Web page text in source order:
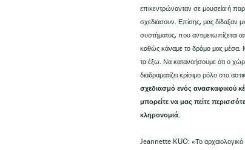
επικεντρώνονταν σε μουσεία ή
σχεδιάσουν. Επίσης, μας δίδαξαν
συστήματος, που αντιμετωπίζεται
καθώς κάναμε το δρόμο μας μέσα.
τα έξω. Να κατανοήσουμε ότι ο
διαδραματίζει κρίσιμο ρόλο στο
σχεδιασμό ενός ανασκαφικού
μπορείτε να μας πείτε
κληρονομιά.
Jeannette KUO: «Το αρχαιολογικό